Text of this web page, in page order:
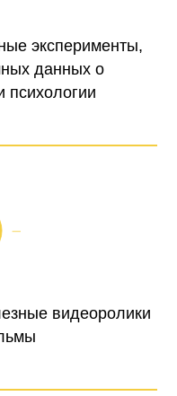
эксперименты,
данных о
психологии
видеоролики